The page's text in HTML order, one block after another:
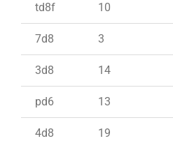
td8f 10
7d8 3
3d8 14
pd6 13
4d8 19